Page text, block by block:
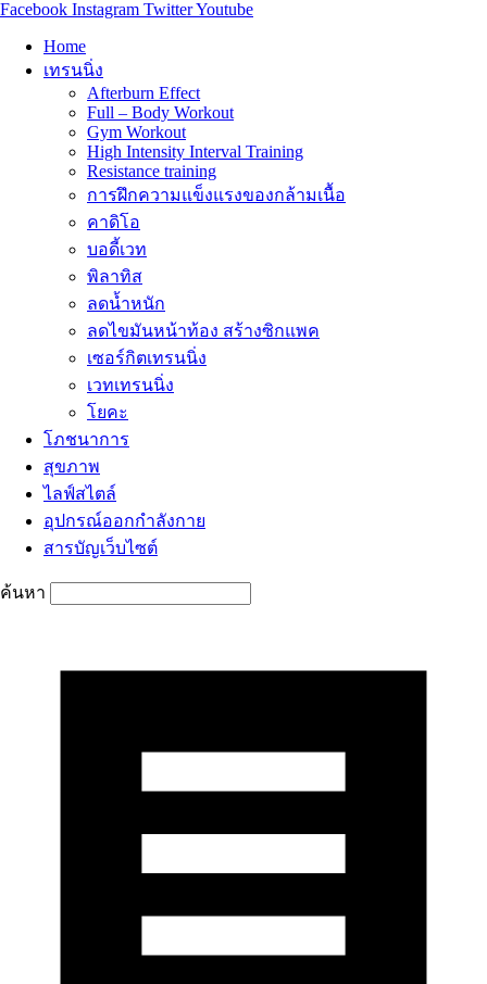
Facebook Instagram TwitterYoutube
Home
เทรนนิ่ง
Afterburn Effect
Full – Body Workout
Gym Workout
High Intensity Interval Training
Resistance training
การฝึกความแข็งแรงของกล้ามเนื้อ
คาดิโอ
บอดี้เวท
พิลาทิส
ลดน้ำหนัก
ลดไขมันหน้าท้อง สร้างซิกแพค
เซอร์กิตเทรนนิ่ง
เวทเทรนนิ่ง
โยคะ
โภชนาการ
สุขภาพ
ไลฟ์สไตล์
อุปกรณ์ออกกำลังกาย
สารบัญเว็บไซต์
ค้นหา